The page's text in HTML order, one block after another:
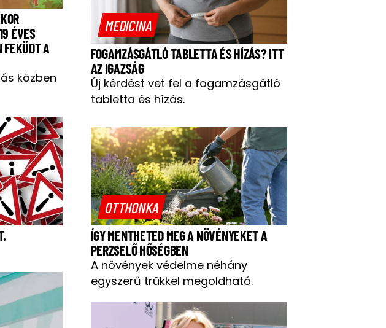
ÉVES
FEKÜDT A
közben
MEDICINA
FOGAMZÁSGÁTLÓ TABLETTA ÉS HÍZÁS? ITT
AZ IGAZSÁG
Új kérdést vet fel a fogamzásgátló
tabletta és hízás.
OTTHONKA
ÍGY MENTHETED MEG A NÖVÉNYEKET A
PERZSELŐ HŐSÉGBEN
A növények védelme néhány
egyszerű trükkel megoldható.